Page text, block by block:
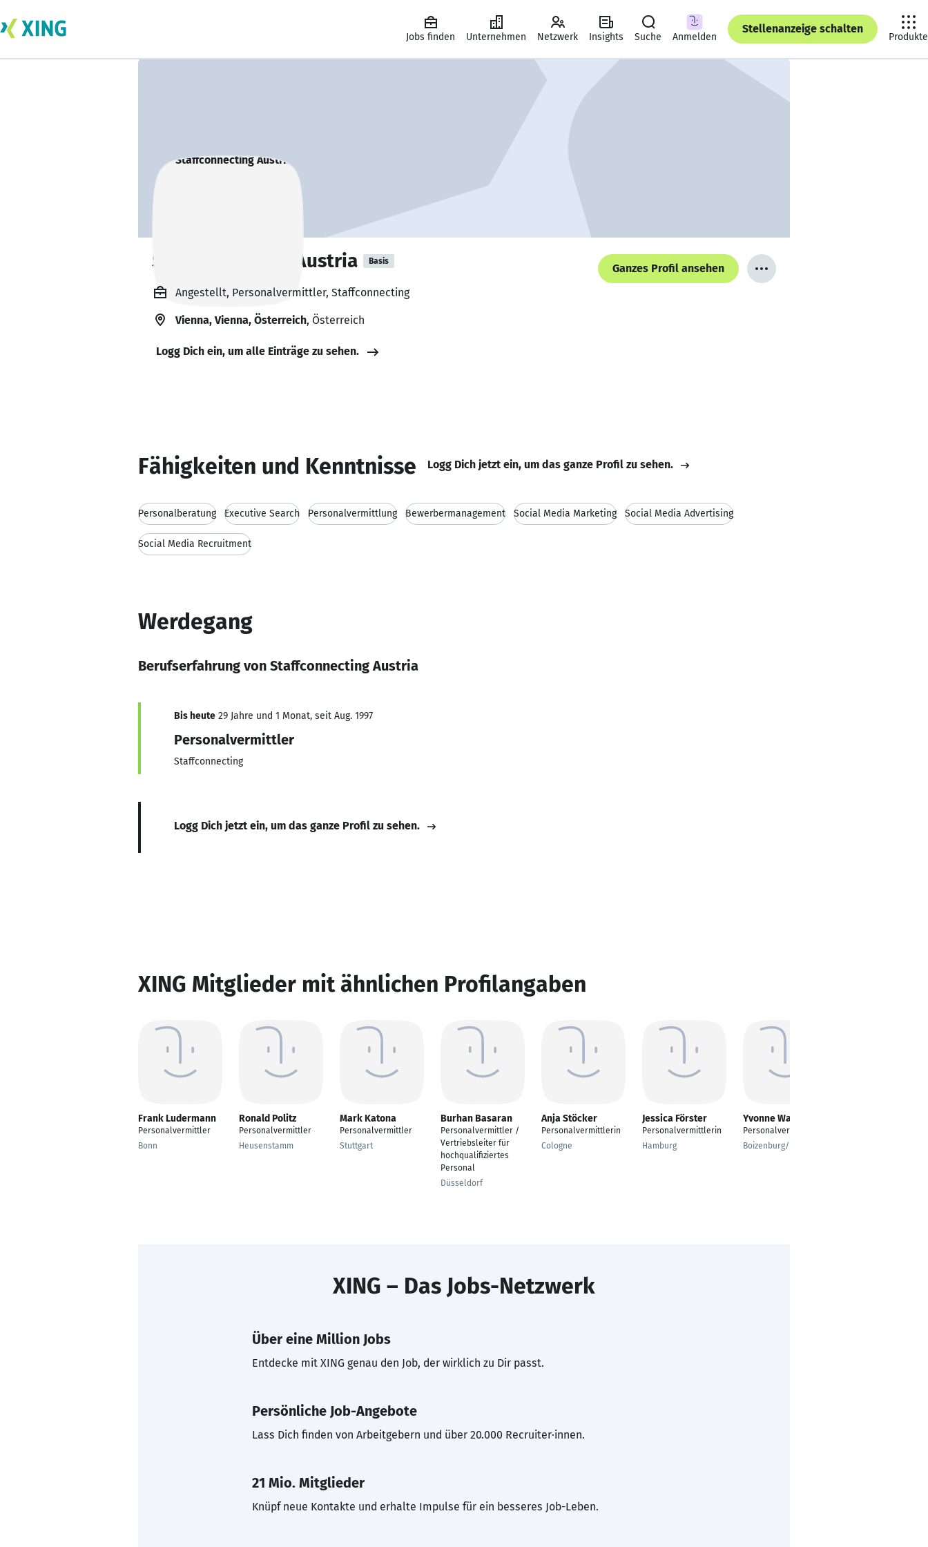
Jobs finden Unternehmen Netzwerk Insights Suche Anmelden
Stellenanzeige schalten
Produkte
Staffconnecting Austria Basis
Ganzes Profil ansehen
Angestellt, Personalvermittler, Staffconnecting
Vienna, Vienna, Österreich, Österreich
Logg Dich ein, um alle Einträge zu sehen.
Fähigkeiten und Kenntnisse Logg Dich jetzt ein, um das ganze Profil zu sehen.
Personalberatung Executive Search Personalvermittlung Bewerbermanagement Social Media Marketing Social Media Advertising
Social Media Recruitment
Werdegang
Berufserfahrung von Staffconnecting Austria
Bis heute 29 Jahre und 1 Monat, seit Aug. 1997
Personalvermittler
Staffconnecting
Logg Dich jetzt ein, um das ganze Profil zu sehen.
XING Mitglieder mit ähnlichen Profilangaben
Frank Ludermann
Personalvermittler
Bonn
Ronald Politz
Personalvermittler
Heusenstamm
Mark Katona
Personalvermittler
Stuttgart
Burhan Basaran
Personalvermittler /
Vertriebsleiter für
hochqualifiziertes
Personal
Düsseldorf
Anja Stöcker
Personalvermittlerin
Cologne
Jessica Förster
Personalvermittlerin
Hamburg
Yvonne Wagner
Personalvermittlerin
Boizenburg/Elbe
XING – Das Jobs-Netzwerk
Über eine Million Jobs
Entdecke mit XING genau den Job, der wirklich zu Dir passt.
Persönliche Job-Angebote
Lass Dich finden von Arbeitgebern und über 20.000 Recruiter·innen.
21 Mio. Mitglieder
Knüpf neue Kontakte und erhalte Impulse für ein besseres Job-Leben.